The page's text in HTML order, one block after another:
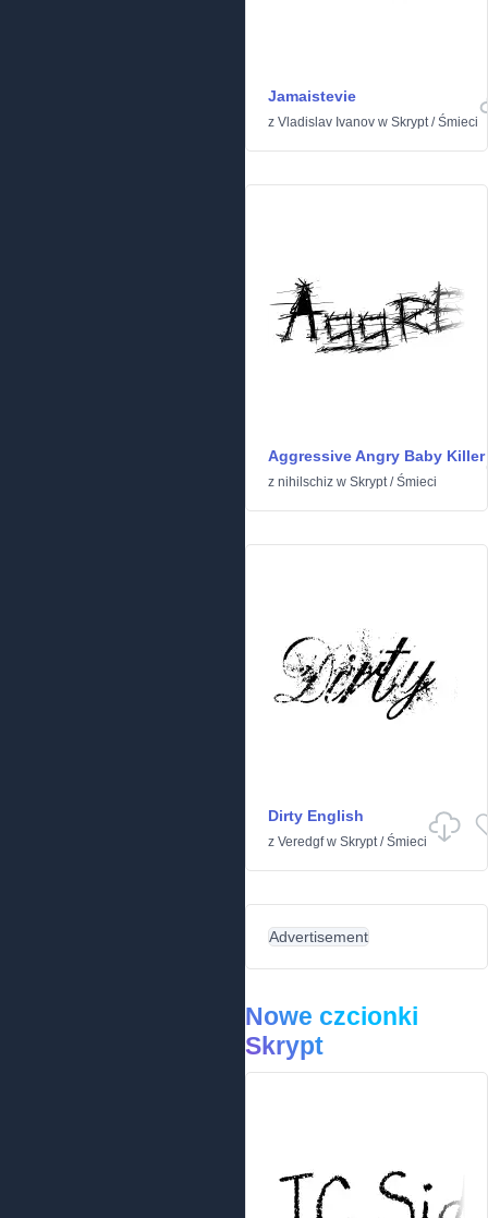
Jamaistevie
z Vladislav Ivanov w Skrypt/Śmieci
Aggressive Angry Baby Killer
z nihilschiz w Skrypt/Śmieci
Dirty English
z Veredgfw Skrypt/Śmieci
Advertisement
Nowe czcionki
Skrypt